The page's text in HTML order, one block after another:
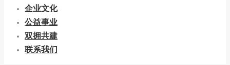
企业文化
公益事业
双拥共建
联系我们